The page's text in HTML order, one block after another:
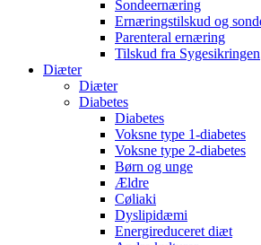
Sondeernæring
Ernæringstilskud og
Parenteral ernæring
Tilskud fra Sygesikringen
Diæter
Diæter
Diabetes
Diabetes
Voksne type 1-diabetes
Voksne type 2-diabetes
Børn og unge
Ældre
Cøliaki
Dyslipidæmi
Energireduceret diæt